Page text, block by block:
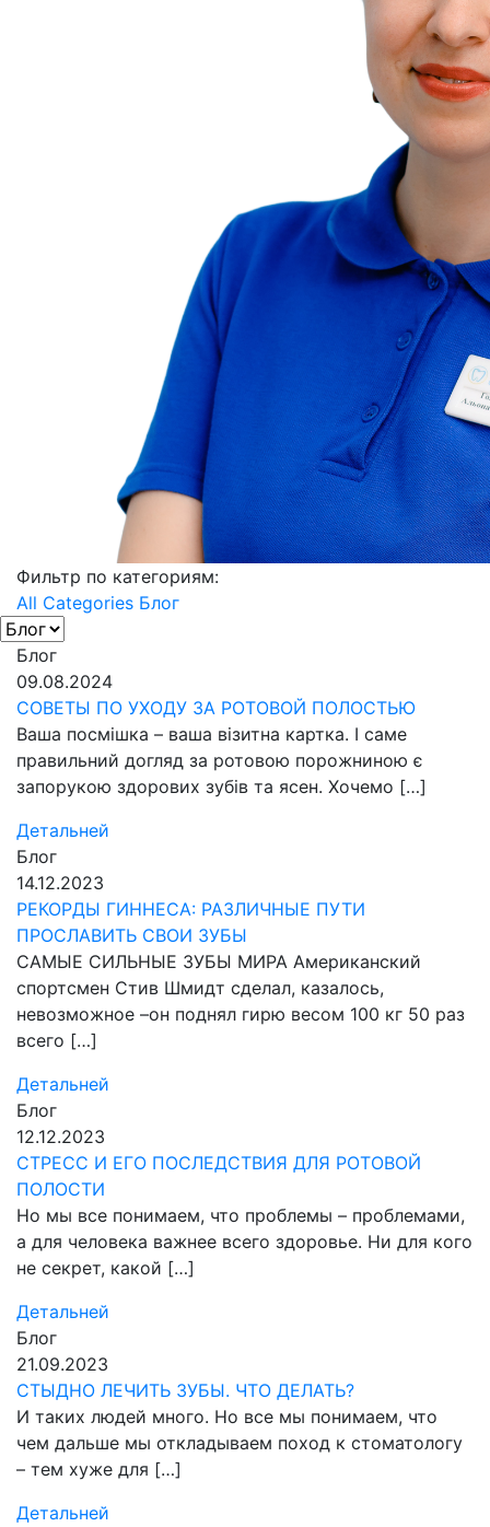
Фильтр по категориям:
All Categories Блог
Блог
09.08.2024
СОВЕТЫ ПО УХОДУ ЗА РОТОВОЙ ПОЛОСТЬЮ
Ваша посмішка – ваша візитна картка. І саме
правильний догляд за ротовою порожниною є
запорукою здорових зубів та ясен. Хочемо […]
Детальней
Блог
14.12.2023
РЕКОРДЫ ГИННЕСА: РАЗЛИЧНЫЕ ПУТИ
ПРОСЛАВИТЬ СВОИ ЗУБЫ
САМЫЕ СИЛЬНЫЕ ЗУБЫ МИРА Американский
спортсмен Стив Шмидт сделал, казалось,
невозможное –он поднял гирю весом 100 кг 50 раз
всего […]
Детальней
Блог
12.12.2023
СТРЕСС И ЕГО ПОСЛЕДСТВИЯ ДЛЯ РОТОВОЙ
ПОЛОСТИ
Но мы все понимаем, что проблемы – проблемами,
а для человека важнее всего здоровье. Ни для кого
не секрет, какой […]
Детальней
Блог
21.09.2023
СТЫДНО ЛЕЧИТЬ ЗУБЫ. ЧТО ДЕЛАТЬ?
И таких людей много. Но все мы понимаем, что
чем дальше мы откладываем поход к стоматологу
– тем хуже для […]
Детальней